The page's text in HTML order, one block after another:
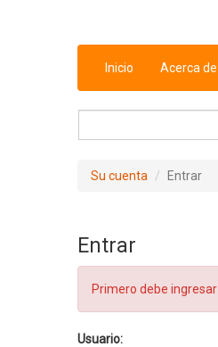
Inicio Acerca de
Su cuenta Entrar
Entrar
Primero debe
Usuario: